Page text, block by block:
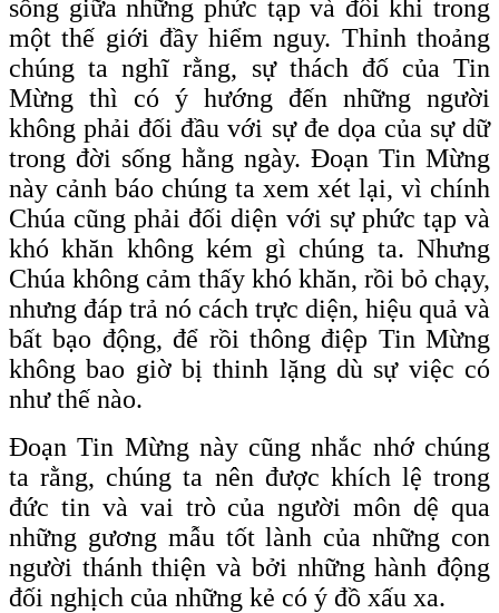
sống giữa những phức tạp và đôi khi trong
một thế giới đầy hiểm nguy. Thỉnh thoảng
chúng ta nghĩ rằng, sự thách đố của Tin
Mừng thì có ý hướng đến những người
không phải đối đầu với sự đe dọa của sự dữ
trong đời sống hằng ngày. Đoạn Tin Mừng
này cảnh báo chúng ta xem xét lại, vì chính
Chúa cũng phải đối diện với sự phức tạp và
khó khăn không kém gì chúng ta. Nhưng
Chúa không cảm thấy khó khăn, rồi bỏ chạy,
nhưng đáp trả nó cách trực diện, hiệu quả và
bất bạo động, để rồi thông điệp Tin Mừng
không bao giờ bị thinh lặng dù sự việc có
như thế nào.
Đoạn Tin Mừng này cũng nhắc nhớ chúng
ta rằng, chúng ta nên được khích lệ trong
đức tin và vai trò của người môn dệ qua
những gương mẫu tốt lành của những con
người thánh thiện và bởi những hành động
đối nghịch của những kẻ có ý đồ xấu xa.